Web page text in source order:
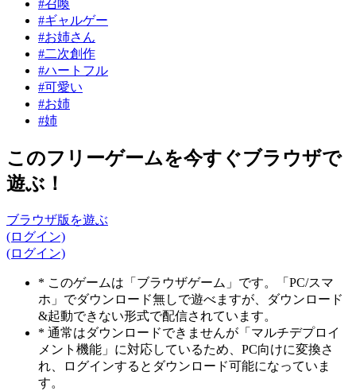
#召喚
#ギャルゲー
#お姉さん
#二次創作
#ハートフル
#可愛い
#お姉
#姉
このフリーゲームを今すぐブラウザで
遊ぶ！
ブラウザ版を遊ぶ
(ログイン)
(ログイン)
* このゲームは「ブラウザゲーム」です。「PC/スマ
ホ」でダウンロード無しで遊べますが、ダウンロード
&起動できない形式で配信されています。
* 通常はダウンロードできませんが「マルチデプロイ
メント機能」に対応しているため、PC向けに変換さ
れ、ログインするとダウンロード可能になっていま
す。